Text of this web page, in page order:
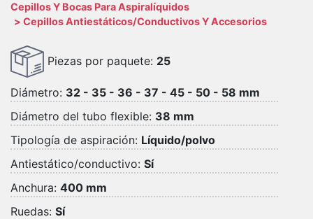
Cepillos Y Bocas Para Aspiralíquidos
Cepillos Antiestáticos/Conductivos Y Accesorios
Piezas por paquete: 25
Diámetro: 32 - 35 - 36 - 37 - 45 - 50 - 58 mm
Diámetro del tubo flexible: 38 mm
Tipología de aspiración: Líquido/polvo
Antiestático/conductivo: Sí
Anchura: 400 mm
Ruedas: Sí